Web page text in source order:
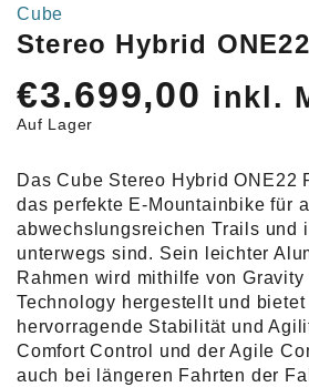
Cube
Stereo Hybrid
€3.699,00 inkl.
Auf Lager
Das Cube Stereo Hybrid ONE22
das perfekte E-Mountainbike für
abwechslungsreichen Trails und
unterwegs sind. Sein leichter
Rahmen wird mithilfe von Gravity
Technology hergestellt und
hervorragende Stabilität und
Comfort Control und der Agile
auch bei längeren Fahrten der